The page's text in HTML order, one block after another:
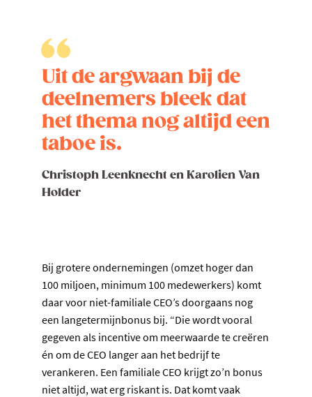
Uit de argwaan bij de
deelnemers bleek dat
het thema nog altijd een
taboe is.
Christoph Leenknecht en Karolien Van
Holder
Bij grotere ondernemingen (omzet hoger dan
100 miljoen, minimum 100 medewerkers) komt
daar voor niet-familiale CEO’s doorgaans nog
een langetermijnbonus bij. “Die wordt vooral
gegeven als incentive om meerwaarde te creëren
én om de CEO langer aan het bedrijf te
verankeren. Een familiale CEO krijgt zo’n bonus
niet altijd, wat erg riskant is. Dat komt vaak